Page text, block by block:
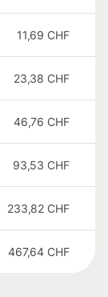
11,69 CHF
23,38 CHF
46,76 CHF
93,53 CHF
233,82 CHF
467,64 CHF